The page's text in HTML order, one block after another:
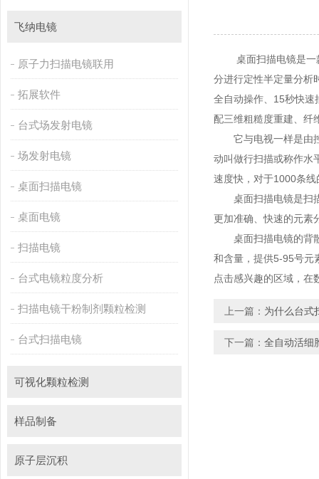
飞纳电镜
原子力扫描电镜联用
拓展软件
台式场发射电镜
场发射电镜
桌面扫描电镜
桌面电镜
扫描电镜
台式电镜粒度分析
扫描电镜干粉制剂颗粒检测
台式扫描电镜
可视化颗粒检测
样品制备
原子层沉积
桌面扫描电镜是一款使
分进行定性半定量分析
全自动操作、15秒快速
配三维粗糙度重建、
它与电视一样是由控制
动叫做行扫描或称作水平
速度快，对于1000条线
桌面扫描电镜是扫描电
更加准确、快速的元素分
桌面扫描电镜的背散射
和含量，提供5-95号元
点击感兴趣的区域，在
上一篇： 为什么台式
下一篇： 全自动活细